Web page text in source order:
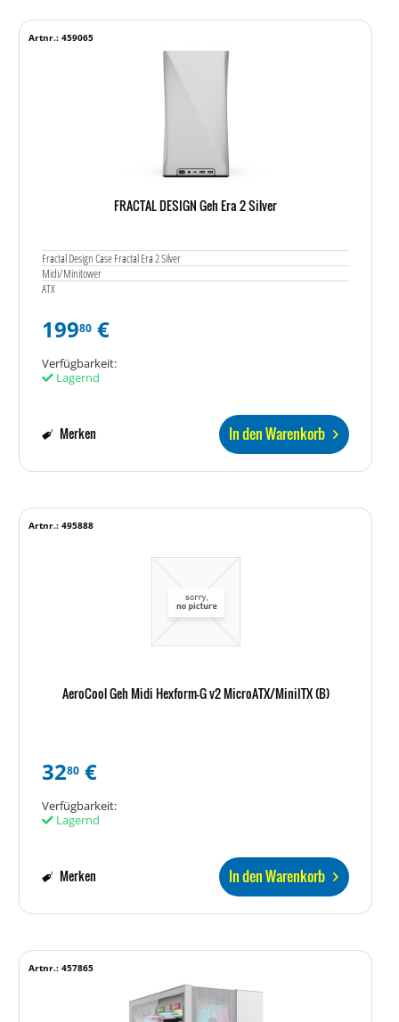
FRACTAL DESIGN Geh Era 2 Silver
Fractal Design Case Fractal Era 2 Silver
Midi/Minitower
ATX
Artnr.: 459065
19980 €
Verfügbarkeit:
Lagernd
In den Warenkorb
Merken
AeroCool Geh Midi Hexform-G v2 MicroATX/MiniITX (B)
Artnr.: 495888
3280 €
Verfügbarkeit:
Lagernd
In den Warenkorb
Merken
Artnr.: 457865